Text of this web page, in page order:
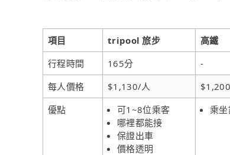
項目 tripool 旅步 高鐵
行程時間
165分 -
每人價格
$1,130/人
優點
可1~8位乘客
哪裡都能接
保證出車
價格透明
乘